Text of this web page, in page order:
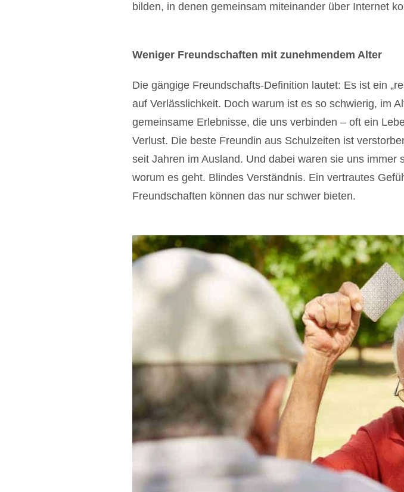
bilden, in denen gemeinsam miteinander über Internet
Weniger Freundschaften mit zunehmendem Alter
Die gängige Freundschafts-Definition lautet: Es ist ein
auf Verlässlichkeit. Doch warum ist es so schwierig, im
gemeinsame Erlebnisse, die uns verbinden – oft ein
Verlust. Die beste Freundin aus Schulzeiten ist
seit Jahren im Ausland. Und dabei waren sie uns
worum es geht. Blindes Verständnis. Ein vertrautes
Freundschaften können das nur schwer bieten.